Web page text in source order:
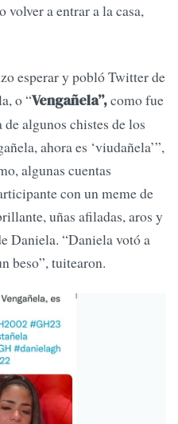
volver a entrar a la casa,
esperar y pobló Twitter de
o “Vengañela”,como fue
algunos chistes de los
ahora es ‘viudañela’”,
algunas cuentas
con un meme de
uñas afiladas, aros y
Daniela. “Daniela votó a
beso”, tuitearon.